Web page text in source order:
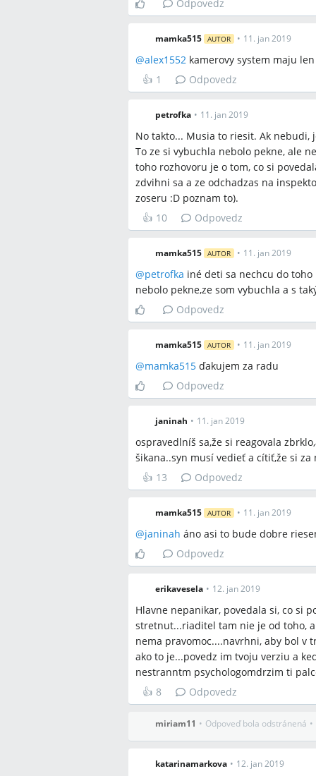
škole po každom incidente a pýtať
incidentu.
Q:Pomôže zmena školy proti šikane?
A:V diskusii viacerí odporúčali
praktická prekážka, že najbližšia
Q:
Pomôžu bojové športy proti šikane?
A:
Diskutujúci odporúčali bojové
schopnosti sebaobrany, zároveň
traumatizujúce a odporúčali
Závery z diskusie
Šikanu treba riešiť písomne a
Ak škola nereaguje, vhodné je
Zvýšený dozor počas prestávok a
Sporné názory
Bojové športy (karate, kravmaga)
sebaobranu, podľa iných môžu
Niektorí považujú matkin
odporúčajú ospravedlnenie a
Niektorí radia naučiť dieťa brániť
prebiehať cez školu, psychológa a
Otvorené otázky
Ako zabezpečiť objektívne
triedy?
riaditeľ odmieta konať?
Ako efektívne riešiť šikanu, ktorá
Spomenuté značky a
Školská inšpekcia (inspektorát), VÚC,
Spomenuté produkty a
karate, kravmaga, bojové športy,
Odpovedz
mamka515 AUTOR • 11. jan 2019
@alex1552 kamerovy system maju
👍 1 Odpovedz
petrofka • 11. jan 2019
No takto... Musia to riesit. Ak nebudi,
To ze si vybuchla nebolo pekne, ale
toho rozhovoru je o tom, co si
zdvihni sa a ze odchadzas na
zoseru :D poznam to).
👍 10 Odpovedz
mamka515 AUTOR • 11. jan 2019
@petrofka iné deti sa nechcu do
nebolo pekne,ze som vybuchla a s
Odpovedz
mamka515 AUTOR • 11. jan 2019
@mamka515 ďakujem za radu
Odpovedz
janinah • 11. jan 2019
ospravedlníš sa,že si reagovala
šikana..syn musí vedieť a cítiť,že si
👍 13 Odpovedz
mamka515 AUTOR • 11. jan 2019
@janinah áno asi to bude dobre
Odpovedz
erikavesela • 12. jan 2019
Hlavne nepanikar, povedala si, co si
stretnut...riaditel tam nie je od toho,
nema pravomoc....navrhni, aby bol v
ako to je...povedz im tvoju verziu a
nestranntm psychologomdrzim ti
👍 8 Odpovedz
miriam11 • Odpoveď bola odstránená •
katarinamarkova • 12. jan 2019